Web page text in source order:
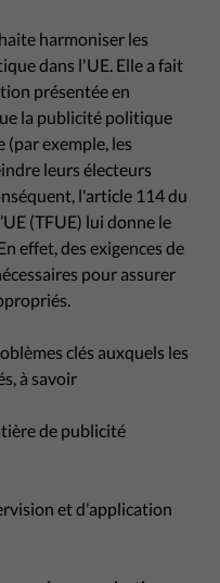
harmoniser les
dans l'UE. Elle a fait
présentée en
la publicité politique
exemple, les
leurs électeurs
l'article 114 du
(TFUE) lui donne le
effet, des exigences de
pour assurer
clés auxquels les
à savoir
de publicité
et d'application